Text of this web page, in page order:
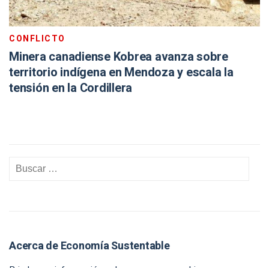
CONFLICTO
Minera canadiense Kobrea avanza sobre
territorio indígena en Mendoza y escala la
tensión en la Cordillera
Acerca de Economía Sustentable